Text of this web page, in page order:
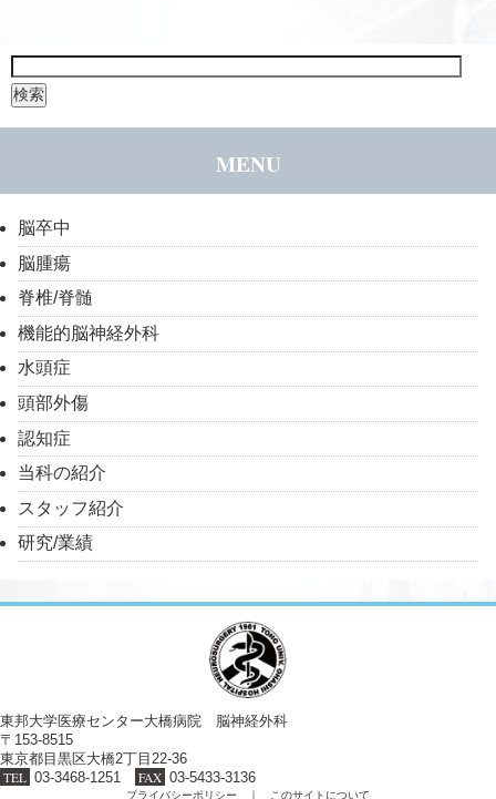
検
索:
MENU
脳卒中
脳腫瘍
脊椎/脊髄
機能的脳神経外科
水頭症
頭部外傷
認知症
当科の紹介
スタッフ紹介
研究/業績
東邦大学医療センター大橋病院 脳神経外科
〒153-8515
東京都目黒区大橋2丁目22-36
TEL 03-3468-1251 FAX 03-5433-3136
プライバシーポリシー ｜ このサイトについて